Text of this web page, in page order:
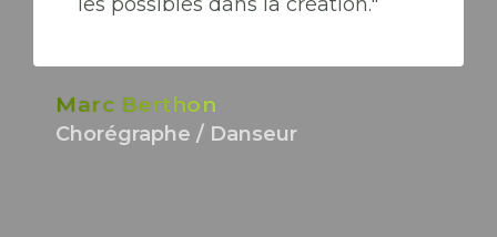
Marc Berthon
Chorégraphe / Danseur